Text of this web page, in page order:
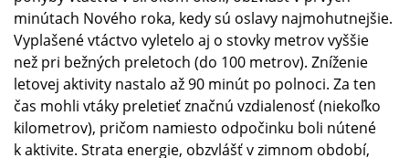
minútach Nového roka, kedy sú oslavy najmohutnejšie.
Vyplašené vtáctvo vyletelo aj o stovky metrov vyššie
než pri bežných preletoch (do 100 metrov). Zníženie
letovej aktivity nastalo až 90 minút po polnoci. Za ten
čas mohli vtáky preletieť značnú vzdialenosť (niekoľko
kilometrov), pričom namiesto odpočinku boli nútené
k aktivite. Strata energie, obzvlášť v zimnom období,